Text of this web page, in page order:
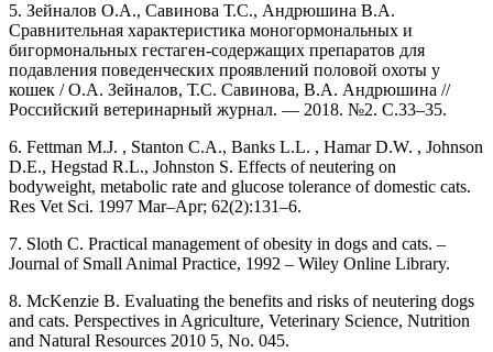
5. Зейналов О.А., Савинова Т.С., Андрюшина В.А.
Сравнительная характеристика моногормональных и
бигормональных гестаген-содержащих препаратов для
подавления поведенческих проявлений половой охоты у
кошек / О.А. Зейналов, Т.С. Савинова, В.А. Андрюшина //
Российский ветеринарный журнал. — 2018. №2. С.33–35.
6. Fettman M.J. , Stanton C.A., Banks L.L. , Hamar D.W. , Johnson
D.E., Hegstad R.L., Johnston S. Effects of neutering on
bodyweight, metabolic rate and glucose tolerance of domestic cats.
Res Vet Sci. 1997 Mar–Apr; 62(2):131–6.
7. Sloth C. Practical management of obesity in dogs and cats. –
Journal of Small Animal Practice, 1992 – Wiley Online Library.
8. McKenzie B. Evaluating the benefits and risks of neutering dogs
and cats. Perspectives in Agriculture, Veterinary Science, Nutrition
and Natural Resources 2010 5, No. 045.